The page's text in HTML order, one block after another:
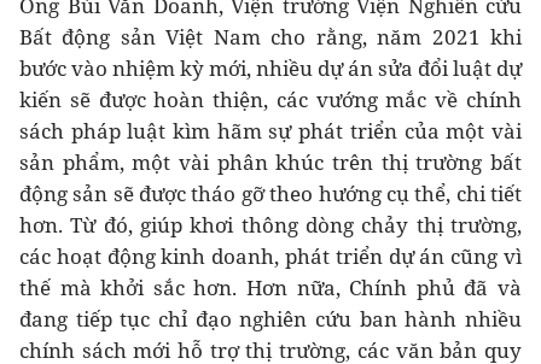
Ông Bùi Văn Doanh, Viện trưởng Viện Nghiên cứu
Bất động sản Việt Nam cho rằng, năm 2021 khi
bước vào nhiệm kỳ mới, nhiều dự án sửa đổi luật dự
kiến sẽ được hoàn thiện, các vướng mắc về chính
sách pháp luật kìm hãm sự phát triển của một vài
sản phẩm, một vài phân khúc trên thị trường bất
động sản sẽ được tháo gỡ theo hướng cụ thể, chi tiết
hơn. Từ đó, giúp khơi thông dòng chảy thị trường,
các hoạt động kinh doanh, phát triển dự án cũng vì
thế mà khởi sắc hơn. Hơn nữa, Chính phủ đã và
đang tiếp tục chỉ đạo nghiên cứu ban hành nhiều
chính sách mới hỗ trợ thị trường, các văn bản quy